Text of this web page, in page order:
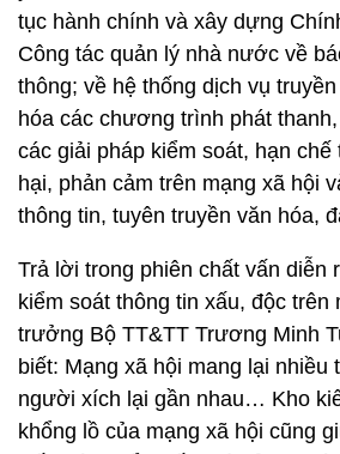
tục hành chính và xây dựng
Công tác quản lý nhà nước về
thông; về hệ thống dịch vụ
hóa các chương trình phát
các giải pháp kiểm soát, hạn chế
hại, phản cảm trên mạng xã hội
thông tin, tuyên truyền văn hóa,
Trả lời trong phiên chất vấn diễn
kiểm soát thông tin xấu, độc trên
trưởng Bộ TT&TT Trương Minh
biết: Mạng xã hội mang lại nhiều
người xích lại gần nhau… Kho
khổng lồ của mạng xã hội cũng